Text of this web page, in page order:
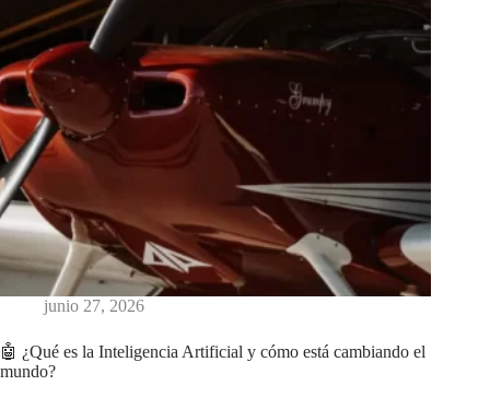
junio 27, 2026
🤖 ¿Qué es la Inteligencia Artificial y cómo está cambiando el
mundo?